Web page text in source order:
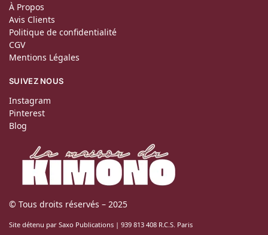
À Propos
Avis Clients
Politique de confidentialité
CGV
Mentions Légales
SUIVEZ NOUS
Instagram
Pinterest
Blog
© Tous droits réservés – 2025
Site détenu par Saxo Publications | 939 813 408 R.C.S. Paris